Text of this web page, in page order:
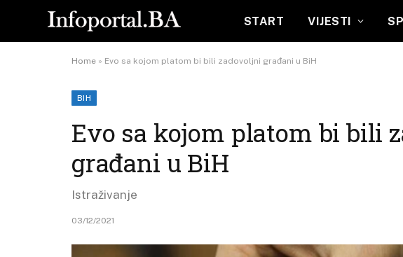
START VIJESTI
Home » Evo sa kojom platom bi bili zadovoljni građani u BiH
BIH
Evo sa kojom platom bi bili
građani u BiH
Istraživanje
03/12/2021